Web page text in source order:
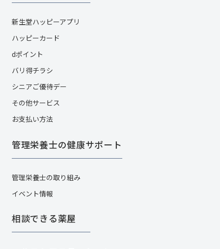
新生堂ハッピーアプリ
ハッピーカード​
dポイント
バリ得チラシ
シニアご優待デー
その他サービス​
お支払い方法
管理栄養士の健康サポート
管理栄養士の取り組み
イベント情報
相談できる薬屋